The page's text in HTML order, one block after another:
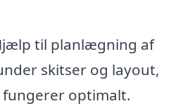
til planlægning af
skitser og layout,
optimalt.